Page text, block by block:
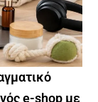
e-shop με